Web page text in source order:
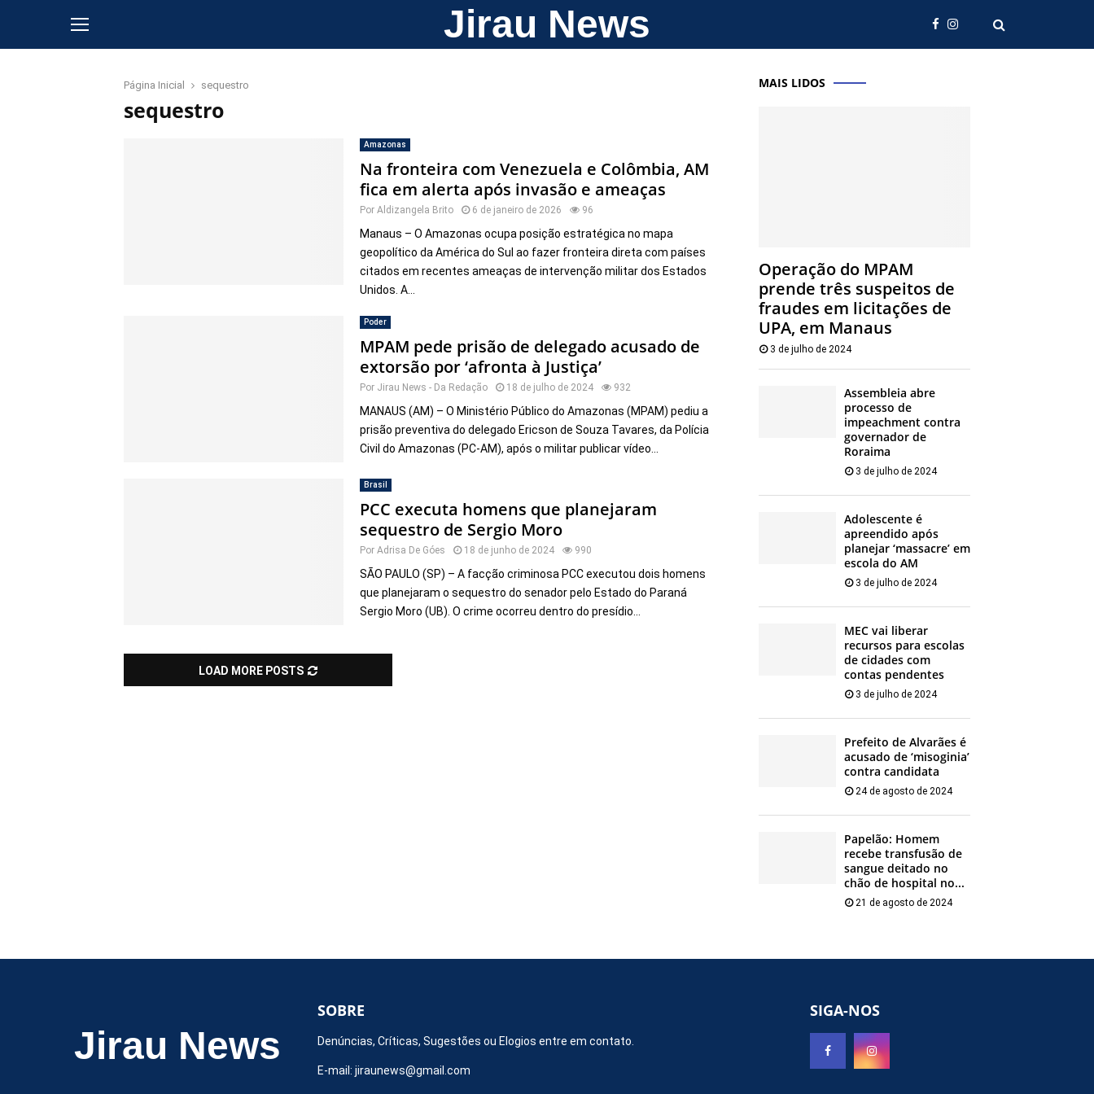
Jirau News
Página Inicial sequestro
sequestro
Amazonas
Na fronteira com Venezuela e Colômbia, AM
fica em alerta após invasão e ameaças
Por Aldizangela Brito 6 de janeiro de 2026 96
Manaus – O Amazonas ocupa posição estratégica no mapa
geopolítico da América do Sul ao fazer fronteira direta com países
citados em recentes ameaças de intervenção militar dos Estados
Unidos. A...
Poder
MPAM pede prisão de delegado acusado de
extorsão por ‘afronta à Justiça’
Por Jirau News - Da Redação 18 de julho de 2024 932
MANAUS (AM) – O Ministério Público do Amazonas (MPAM) pediu a
prisão preventiva do delegado Ericson de Souza Tavares, da Polícia
Civil do Amazonas (PC-AM), após o militar publicar vídeo...
Brasil
PCC executa homens que planejaram
sequestro de Sergio Moro
Por Adrisa De Góes 18 de junho de 2024 990
SÃO PAULO (SP) – A facção criminosa PCC executou dois homens
que planejaram o sequestro do senador pelo Estado do Paraná
Sergio Moro (UB). O crime ocorreu dentro do presídio...
LOAD MORE POSTS
MAIS LIDOS
Operação do MPAM
prende três suspeitos de
fraudes em licitações de
UPA, em Manaus
3 de julho de 2024
Assembleia abre
processo de
impeachment contra
governador de
Roraima
3 de julho de 2024
Adolescente é
apreendido após
planejar ‘massacre’ em
escola do AM
3 de julho de 2024
MEC vai liberar
recursos para escolas
de cidades com
contas pendentes
3 de julho de 2024
Prefeito de Alvarães é
acusado de ‘misoginia’
contra candidata
24 de agosto de 2024
Papelão: Homem
recebe transfusão de
sangue deitado no
chão de hospital no...
21 de agosto de 2024
Jirau News
SOBRE
Denúncias, Críticas, Sugestões ou Elogios entre em contato.
E-mail: jiraunews@gmail.com
SIGA-NOS